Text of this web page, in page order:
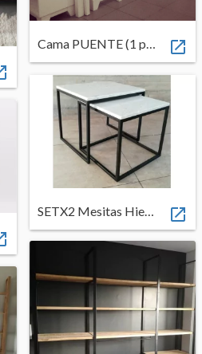
Cama PUENTE (1 plaza) 
